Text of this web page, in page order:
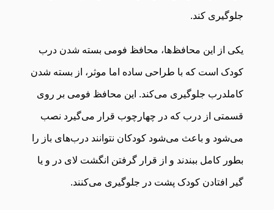
جلوگیری کند.
یکی از این محافظ‌ها، محافظ فومی بسته شدن درب
کودک است که با طراحی ساده اما موثر، از بسته شدن
کاملدرب جلوگیری می‌کند. این محافظ فومی بر روی
قسمتی از درب که در چهارچوب قرار می‌گیرد نصب
می‌شود و باعث می‌شود کودکان نتوانند درب‌های باز را
بطور کامل ببندند و از قرار گرفتن انگشت لای در و یا
گیر افتادن کودک پشت در جلوگیری می‌کنند.